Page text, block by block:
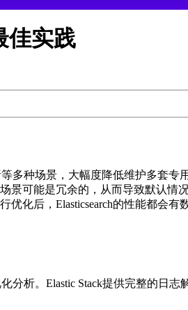
佳实践
多种场景，大幅度降低维护多套
可能是冗余的，从而导致默认情
化后，Elasticsearch的性能都会
分析。Elastic Stack提供完整的日